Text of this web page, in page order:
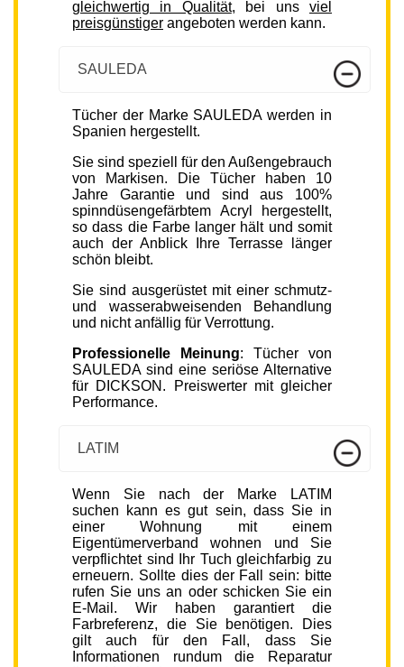
gleichwertig in Qualität, bei unsviel
preisgünstiger angeboten werden kann.
SAULEDA
Tücher der Marke SAULEDA werden in
Spanien hergestellt.
Sie sind speziell für den Außengebrauch
von Markisen. Die Tücher haben 10
Jahre Garantie und sind aus 100%
spinndüsengefärbtem Acryl hergestellt,
so dass die Farbe langer hält und somit
auch der Anblick Ihre Terrasse länger
schön bleibt.
Sie sind ausgerüstet mit einer schmutz-
und wasserabweisenden Behandlung
und nicht anfällig für Verrottung.
Professionelle Meinung: Tücher von
SAULEDA sind eine seriöse Alternative
für DICKSON. Preiswerter mit gleicher
Performance.
LATIM
Wenn Sie nach der Marke LATIM
suchen kann es gut sein, dass Sie in
einer Wohnung mit einem
Eigentümerverband wohnen und Sie
verpflichtet sind Ihr Tuch gleichfarbig zu
erneuern. Sollte dies der Fall sein: bitte
rufen Sie uns an oder schicken Sie ein
E-Mail. Wir haben garantiert die
Farbreferenz, die Sie benötigen. Dies
gilt auch für den Fall, dass Sie
Informationen rundum die Reparatur